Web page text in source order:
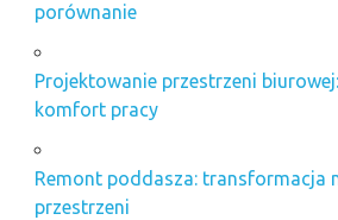
porównanie
Projektowanie przestrzeni
komfort pracy
Remont poddasza: transformacja
przestrzeni